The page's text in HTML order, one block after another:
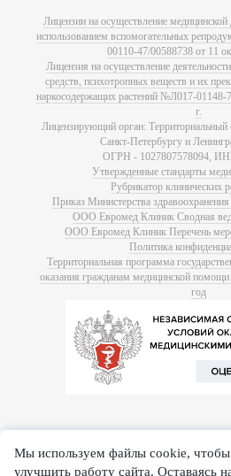
Лицензии на осуществление медицинской
использованием вспомогательных
00110-47/00588738 от 11
Лицензия на осуществление
средств, психотропных веществ и их
наркосодержащих растений №Л017-01148-
г.
Лицензирующий орган: Территориальный
Санкт-Петербургу и
ОГРН - 1027807578094,
Утвержденные стандарты
Рубрикатор клинических
Приказ Министерства
ООО Евромед Клиник Сводная
ООО Евромед Клиник Перечень
Политика
Территориальная программа
оказания гражданам медицинской
год
Мы используем файлы cookie, чтобы
улучшить работу сайта. Оставаясь